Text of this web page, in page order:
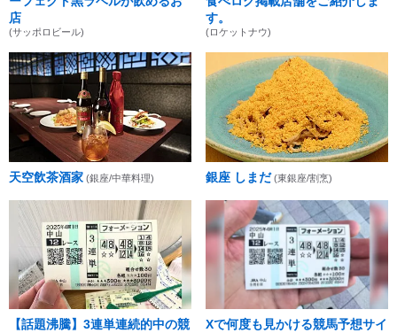
店
(サッポロビール)
す。
(ロケットナウ)
天空飲茶酒家 (銀座/中華料理) 銀座 しまだ (東銀座/割烹)
【話題沸騰】3連単連続的中の競
Xで何度も見かける競馬予想サイ